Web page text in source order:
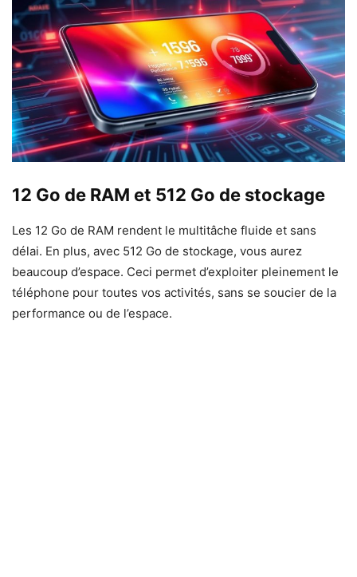
12 Go de RAM et 512 Go de stockage
Les 12 Go de RAM rendent le multitâche fluide et sans
délai. En plus, avec 512 Go de stockage, vous aurez
beaucoup d’espace. Ceci permet d’exploiter pleinement le
téléphone pour toutes vos activités, sans se soucier de la
performance ou de l’espace.